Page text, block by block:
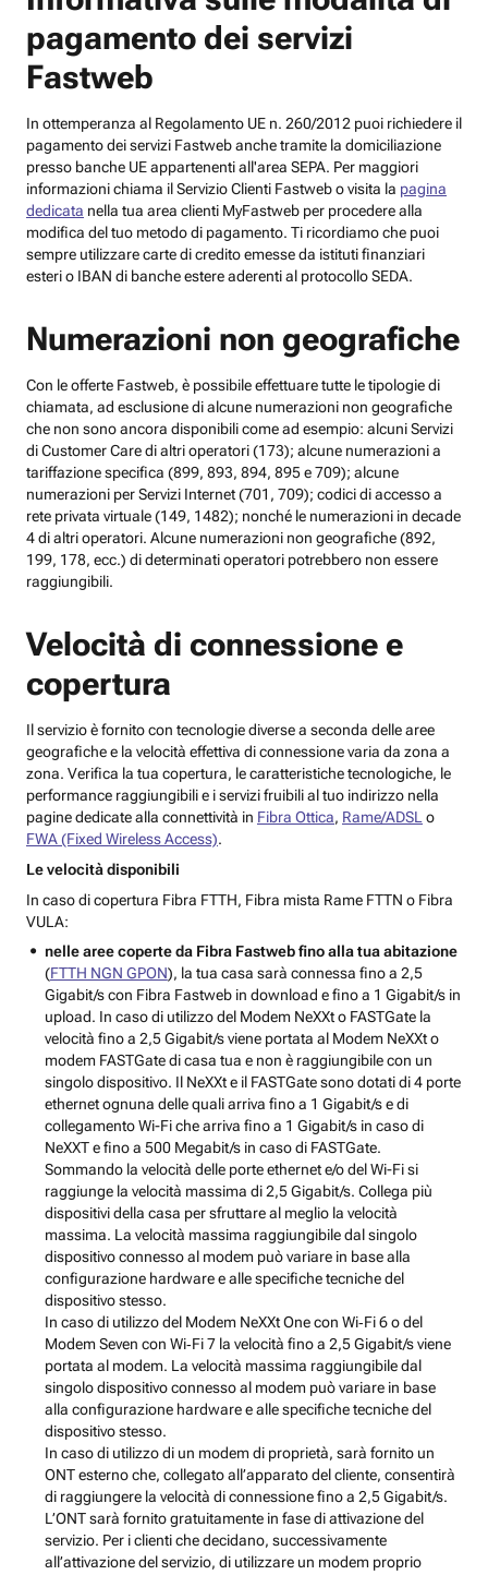
pagamento dei servizi
Fastweb
In ottemperanza al Regolamento UE n. 260/2012 puoi richiedere il
pagamento dei servizi Fastweb anche tramite la domiciliazione
presso banche UE appartenenti all'area SEPA. Per maggiori
informazioni chiama il Servizio Clienti Fastweb o visita la pagina
dedicata nella tua area clienti MyFastweb per procedere alla
modifica del tuo metodo di pagamento. Ti ricordiamo che puoi
sempre utilizzare carte di credito emesse da istituti finanziari
esteri o IBAN di banche estere aderenti al protocollo SEDA.
Numerazioni non geografiche
Con le offerte Fastweb, è possibile effettuare tutte le tipologie di
chiamata, ad esclusione di alcune numerazioni non geografiche
che non sono ancora disponibili come ad esempio: alcuni Servizi
di Customer Care di altri operatori (173); alcune numerazioni a
tariffazione specifica (899, 893, 894, 895 e 709); alcune
numerazioni per Servizi Internet (701, 709); codici di accesso a
rete privata virtuale (149, 1482); nonché le numerazioni in decade
4 di altri operatori. Alcune numerazioni non geografiche (892,
199, 178, ecc.) di determinati operatori potrebbero non essere
raggiungibili.
Velocità di connessione e
copertura
Il servizio è fornito con tecnologie diverse a seconda delle aree
geografiche e la velocità effettiva di connessione varia da zona a
zona. Verifica la tua copertura, le caratteristiche tecnologiche, le
performance raggiungibili e i servizi fruibili al tuo indirizzo nella
pagine dedicate alla connettività in Fibra Ottica, Rame/ADSL o
FWA (Fixed Wireless Access).
Le velocità disponibili
In caso di copertura Fibra FTTH, Fibra mista Rame FTTN o Fibra
VULA:
nelle aree coperte da Fibra Fastweb fino alla tua abitazione
(FTTH NGN GPON), la tua casa sarà connessa fino a 2,5
Gigabit/s con Fibra Fastweb in download e fino a 1 Gigabit/s in
upload. In caso di utilizzo del Modem NeXXt o FASTGate la
velocità fino a 2,5 Gigabit/s viene portata al Modem NeXXt o
modem FASTGate di casa tua e non è raggiungibile con un
singolo dispositivo. Il NeXXt e il FASTGate sono dotati di 4 porte
ethernet ognuna delle quali arriva fino a 1 Gigabit/s e di
collegamento Wi-Fi che arriva fino a 1 Gigabit/s in caso di
NeXXT e fino a 500 Megabit/s in caso di FASTGate.
Sommando la velocità delle porte ethernet e/o del Wi-Fi si
raggiunge la velocità massima di 2,5 Gigabit/s. Collega più
dispositivi della casa per sfruttare al meglio la velocità
massima. La velocità massima raggiungibile dal singolo
dispositivo connesso al modem può variare in base alla
configurazione hardware e alle specifiche tecniche del
dispositivo stesso.
In caso di utilizzo del Modem NeXXt One con Wi‑Fi 6 o del
Modem Seven con Wi‑Fi 7 la velocità fino a 2,5 Gigabit/s viene
portata al modem. La velocità massima raggiungibile dal
singolo dispositivo connesso al modem può variare in base
alla configurazione hardware e alle specifiche tecniche del
dispositivo stesso.
In caso di utilizzo di un modem di proprietà, sarà fornito un
ONT esterno che, collegato all’apparato del cliente, consentirà
di raggiungere la velocità di connessione fino a 2,5 Gigabit/s.
L’ONT sarà fornito gratuitamente in fase di attivazione del
servizio. Per i clienti che decidano, successivamente
all’attivazione del servizio, di utilizzare un modem proprio